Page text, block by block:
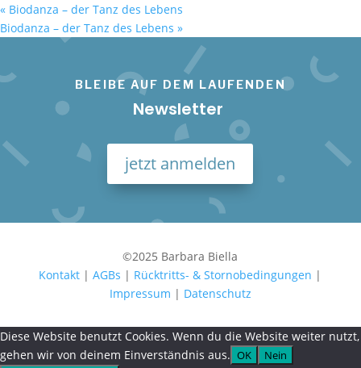
« Biodanza – der Tanz des Lebens
Biodanza – der Tanz des Lebens »
BLEIBE AUF DEM LAUFENDEN
Newsletter
jetzt anmelden
©2025 Barbara Biella
Kontakt |AGBs | Rücktritts- & Stornobedingungen |
Impressum | Datenschutz
Diese Website benutzt Cookies. Wenn du die Website weiter nutzt,
gehen wir von deinem Einverständnis aus. OK
Nein